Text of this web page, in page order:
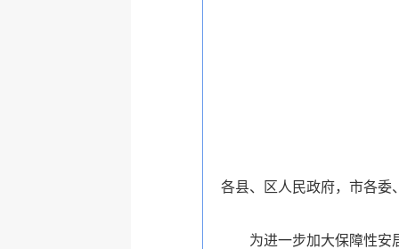
各县、区人民政府，市各委
为进一步加大保障性安居